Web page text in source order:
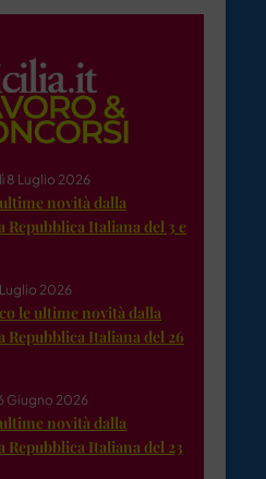
8 Luglio 2026
novità dalla
Repubblica Italiana del 3 e
2026
le ultime novità dalla
Repubblica Italiana del 26
Giugno 2026
novità dalla
Repubblica Italiana del 23